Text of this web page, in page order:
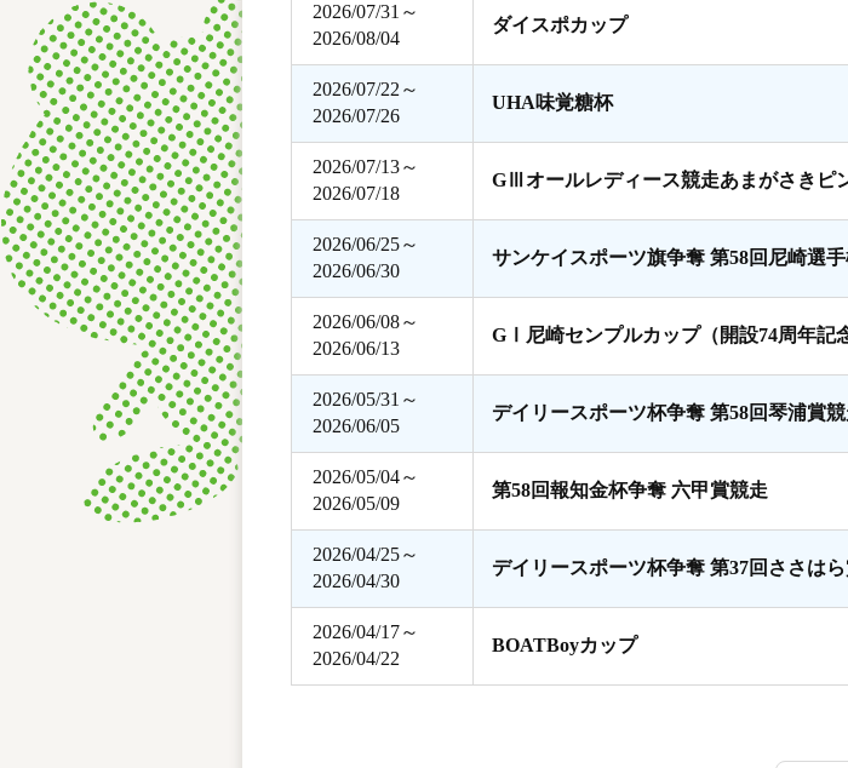
2026/07/31～
2026/08/04
ダイスポカップ
2026/07/22～
2026/07/26
UHA味覚糖杯
2026/07/13～
2026/07/18
GⅢオールレディース競走あまがさきピ
2026/06/25～
2026/06/30
サンケイスポーツ旗争奪 第58回尼崎選
2026/06/08～
2026/06/13
GⅠ尼崎センプルカップ（開設74周年記
2026/05/31～
2026/06/05
デイリースポーツ杯争奪 第58回琴浦賞
2026/05/04～
2026/05/09
第58回報知金杯争奪 六甲賞競走
2026/04/25～
2026/04/30
デイリースポーツ杯争奪 第37回ささは
2026/04/17～
2026/04/22
BOATBoyカップ